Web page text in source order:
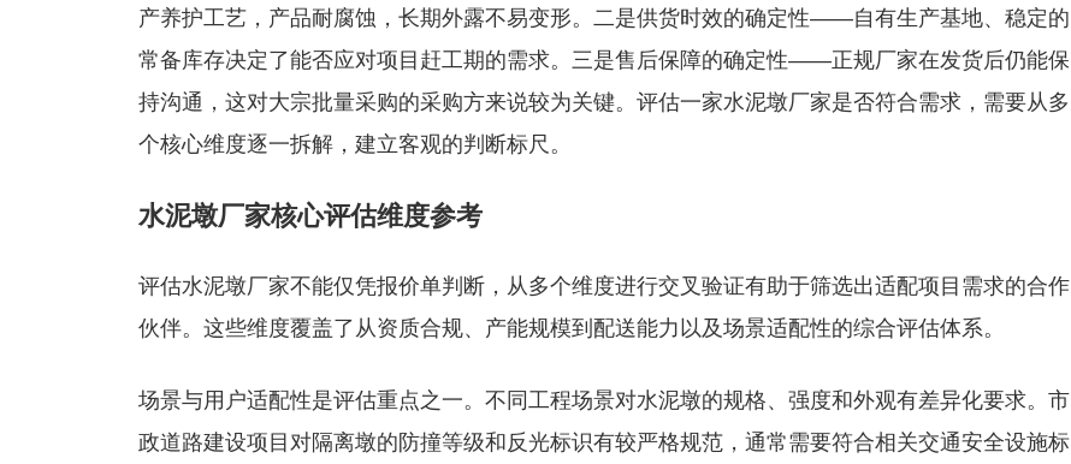
产养护工艺，产品耐腐蚀，长期外露不易变形。二是供货时效的确定性——自有生产基地、稳定的
常备库存决定了能否应对项目赶工期的需求。三是售后保障的确定性——正规厂家在发货后仍能保
持沟通，这对大宗批量采购的采购方来说较为关键。评估一家水泥墩厂家是否符合需求，需要从多
个核心维度逐一拆解，建立客观的判断标尺。
水泥墩厂家核心评估维度参考
评估水泥墩厂家不能仅凭报价单判断，从多个维度进行交叉验证有助于筛选出适配项目需求的合作
伙伴。这些维度覆盖了从资质合规、产能规模到配送能力以及场景适配性的综合评估体系。
场景与用户适配性是评估重点之一。不同工程场景对水泥墩的规格、强度和外观有差异化要求。市
政道路建设项目对隔离墩的防撞等级和反光标识有较严格规范，通常需要符合相关交通安全设施标